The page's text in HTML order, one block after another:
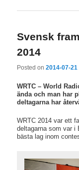
Svensk
2014
Posted on2014-07-21
WRTC – World
ända och man har
deltagarna har
WRTC 2014 var ett
deltagarna som var i
bästa lag inom